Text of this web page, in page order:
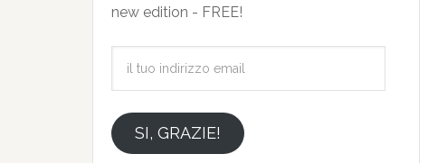
new edition - FREE!
emailSI, GRAZIE!